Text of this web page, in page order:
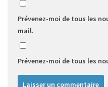
Prévenez-moi de tous les
mail.
Prévenez-moi de tous les